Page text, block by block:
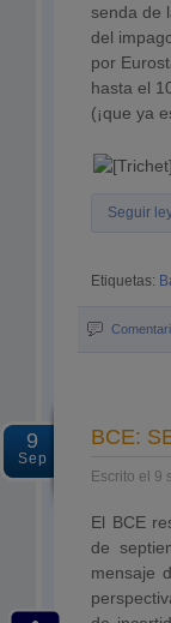
senda de
del
por
hasta el
(¡que ya
Seguir
Etiquetas:
9
Sep
BCE:
Escrito el 9
El BCE
de
mensaje